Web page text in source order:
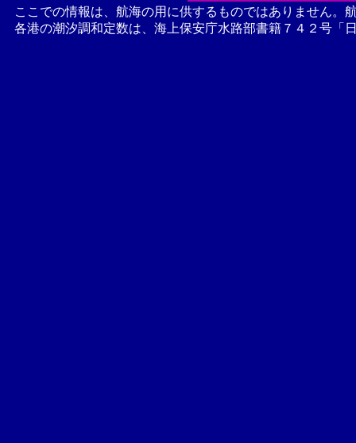
ここでの情報は、航海の用に供するものではありません。
各港の潮汐調和定数は、海上保安庁水路部書籍７４２号「